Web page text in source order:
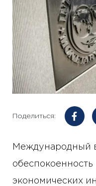
Поделиться:
Международный
экономических